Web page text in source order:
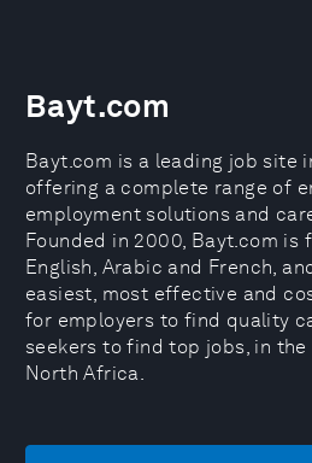
Bayt.com
Bayt.com is a leading job site
offering a complete range of
employment solutions and
Founded in 2000, Bayt.com is
English, Arabic and French,
easiest, most effective and
for employers to find quality
seekers to find top jobs, in
North Africa.